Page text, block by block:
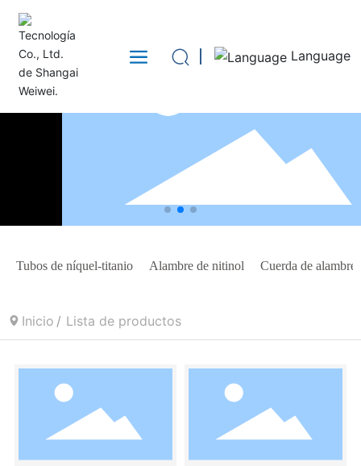
Language
Tubos de níquel-titanio Alambre de nitinol Cuerda de alambre
Inicio Lista de productos